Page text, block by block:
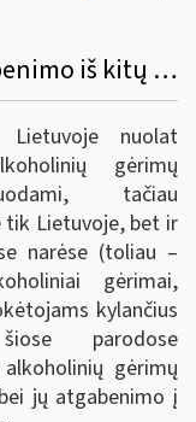
Dėl alkoholinių gėrimų atgabenimo iš kitų Europos sąjungos valstybių narių į tarptautines parodas Lietuvoje bei akcizų sumokėjimo
nuolat
gėrimų
tačiau
Lietuvoje, bet ir
narėse (toliau –
gėrimai,
kylančius
parodose
gėrimų
jų atgabenimo į